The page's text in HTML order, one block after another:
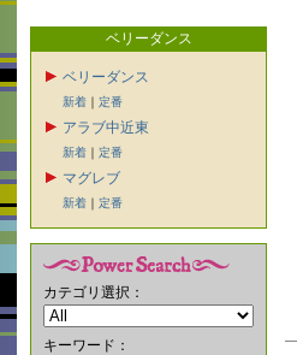
ベリーダンス
ベリーダンス
新着 ｜ 定番
アラブ中近東
新着 ｜ 定番
マグレブ
新着 ｜ 定番
カテゴリ選択：
キーワード：